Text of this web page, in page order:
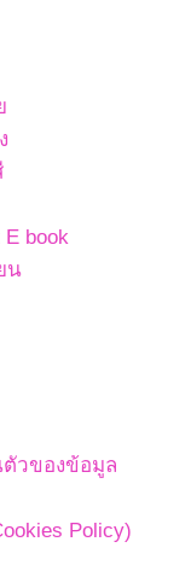
book
น
วของข้อมูล
Policy)